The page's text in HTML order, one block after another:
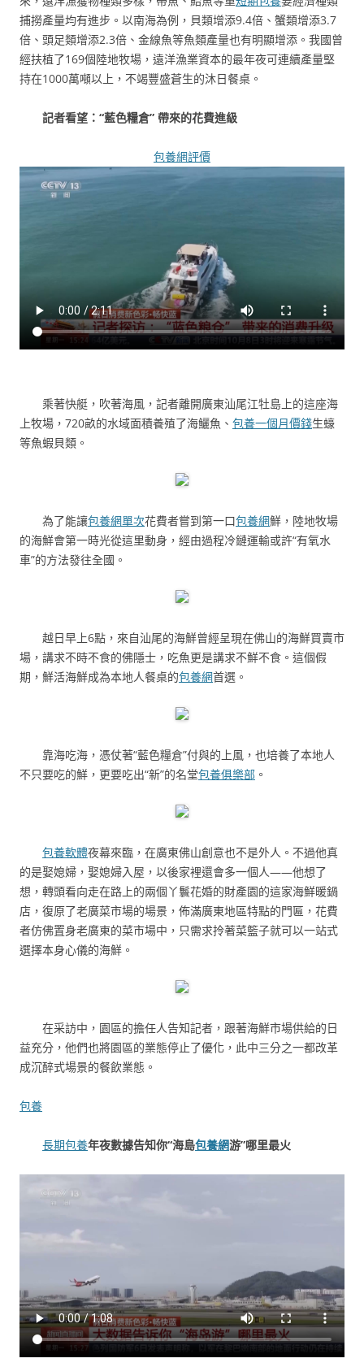
捕撈產量均有進步。以南海為例，貝類增添9.4倍、蟹類增添3.7
倍、頭足類增添2.3倍、金線魚等魚類產量也有明顯增添。我國曾
經扶植了169個陸地牧場，遠洋漁業資本的最年夜可連續產量堅
持在1000萬噸以上，不竭豐盛蒼生的沐日餐桌。
記者看望：“藍色糧倉” 帶來的花費進級
包養網評價
乘著快艇，吹著海風，記者離開廣東汕尾江牡島上的這座海
上牧場，720畝的水域面積養殖了海鱺魚、 包養一個月價錢生蠔
等魚蝦貝類。
為了能讓包養網單次花費者嘗到第一口包養網鮮，陸地牧場
的海鮮會第一時光從這里動身，經由過程冷鏈運輸或許“有氧水
車”的方法發往全國。
越日早上6點，來自汕尾的海鮮曾經呈現在佛山的海鮮買賣市
場，講求不時不食的佛隱士，吃魚更是講求不鮮不食。這個假
期，鮮活海鮮成為本地人餐桌的包養網首選。
靠海吃海，憑仗著“藍色糧倉”付與的上風，也培養了本地人
不只要吃的鮮，更要吃出“新”的名堂包養俱樂部 。
包養軟體夜幕來臨，在廣東佛山創意也不是外人。不過他真
的是娶媳婦，娶媳婦入屋，以後家裡還會多一個人——他想了
想，轉頭看向走在路上的兩個丫鬟花婚的財產園的這家海鮮暖鍋
店，復原了老廣菜市場的場景，佈滿廣東地區特點的門匾，花費
者仿佛置身老廣東的菜市場中，只需求拎著菜籃子就可以一站式
選擇本身心儀的海鮮。
在采訪中，園區的擔任人告知記者，跟著海鮮市場供給的日
益充分，他們也將園區的業態停止了優化，此中三分之一都改革
成沉醉式場景的餐飲業態。
包養
長期包養年夜數據告知你“海島包養網游”哪里最火